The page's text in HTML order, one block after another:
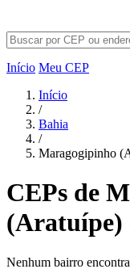
Início Meu CEP
Início
/
Bahia
/
Maragogipinho
CEPs de
(Aratuípe)
Nenhum bairro